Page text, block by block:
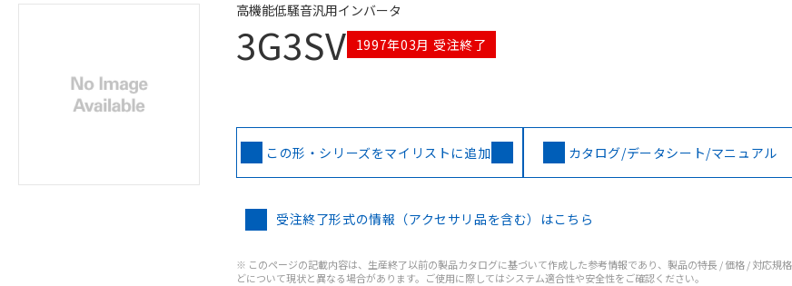
高機能低騒音汎用インバータ
3G3SV 1997年03月 受注終了
この形・シリーズをマイリストに追加 カタログ/データシート/マニュアル
受注終了形式の情報（アクセサリ品を含む）はこちら
※ このページの記載内容は、生産終了以前の製品カタログに基づいて作成した参考情報であり、製品の特長 / 価格 / 対応規
どについて現状と異なる場合があります。ご使用に際してはシステム適合性や安全性をご確認ください。